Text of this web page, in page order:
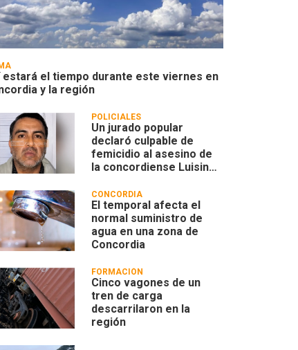
estará el tiempo durante este viernes en
y la región
POLICIALES
Un jurado popular
declaró culpable de
femicidio al asesino de
la concordiense Luisina
CONCORDIA
El temporal afecta el
normal suministro de
agua en una zona de
Concordia
FORMACIÓN
Cinco vagones de un
tren de carga
descarrilaron en la
región